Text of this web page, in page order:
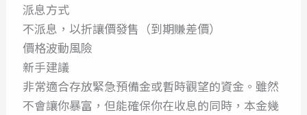
派息方式
不派息，以折讓價發售（到期賺差價）
價格波動風險
新手建議
非常適合存放緊急預備金或暫時觀望的資金。雖然
不會讓你暴富，但能確保你在收息的同時，本金幾